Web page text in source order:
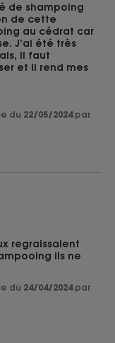
de shampoing
de cette
au cédrat car
J’ai été très
il faut
et il rend mes
du 22/05/2024 par
regraissaient
ils ne
du 24/04/2024 par